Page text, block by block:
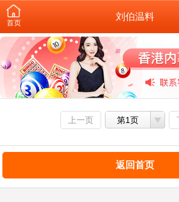
首页
刘伯温料
上一页 第1页
返回首页